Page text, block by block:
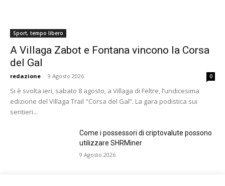
Sport, tempo libero
A Villaga Zabot e Fontana vincono la Corsa
del Gal
redazione - 9 Agosto 2026 0
Si è svolta ieri, sabato 8 agosto, a Villaga di Feltre, l’undicesima
edizione del Villaga Trail "Corsa del Gal”. La gara podistica sui
sentieri...
Come i possessori di criptovalute possono
utilizzare SHRMiner
9 Agosto 2026